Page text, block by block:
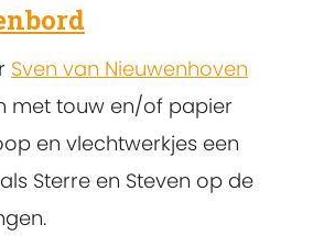
Sven van Nieuwenhoven
met touw en/of papier
en vlechtwerkjes een
Sterre en Steven op de